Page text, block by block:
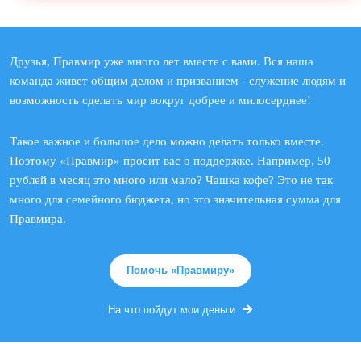
Друзья, Правмир уже много лет вместе с вами. Вся наша
команда живет общим делом и призванием - служение людям и
возможность сделать мир вокруг добрее и милосерднее!
Такое важное и большое дело можно делать только вместе.
Поэтому «Правмир» просит вас о поддержке. Например, 50
рублей в месяц это много или мало? Чашка кофе? Это не так
много для семейного бюджета, но это значительная сумма для
Правмира.
Помочь «Правмиру»
На что пойдут мои деньги